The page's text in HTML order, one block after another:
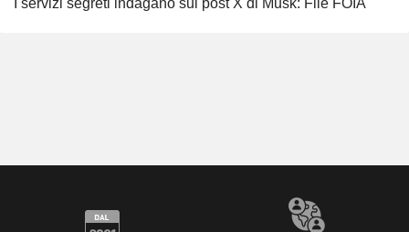
I servizi segreti indagano sul post X di Musk: File FOIA